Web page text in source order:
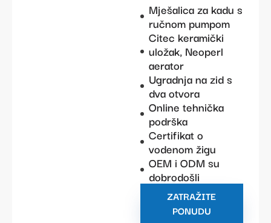
Mješalica za kadu s
ručnom pumpom
Citec keramički
uložak, Neoperl
aerator
Ugradnja na zid s
dva otvora
Online tehnička
podrška
Certifikat o
vodenom žigu
OEM i ODM su
dobrodošli
ZATRAŽITE
PONUDU